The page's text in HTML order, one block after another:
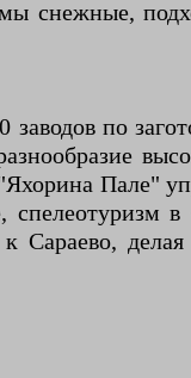
снежные,
по
Пале"
спелеотуризм
Сараево,